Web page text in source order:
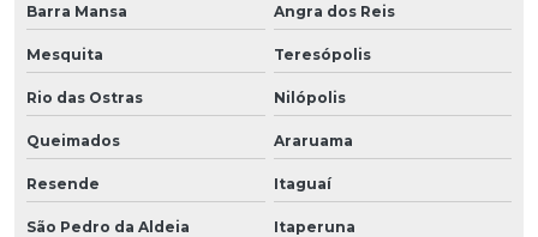
Barra Mansa Angra dos Reis
Mesquita Teresópolis
Rio das Ostras Nilópolis
Queimados Araruama
Resende Itaguaí
São Pedro da Aldeia Itaperuna